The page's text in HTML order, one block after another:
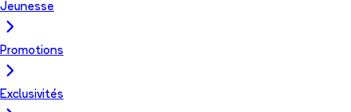
Jeunesse
Promotions
Exclusivités